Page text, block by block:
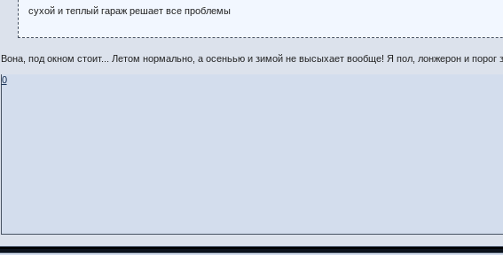
сухой и теплый гараж решает все проблемы
Вона, под окном стоит... Летом нормально, а осеньью и зимой не высыхает вообще! Я пол, лонжерон и порог
0